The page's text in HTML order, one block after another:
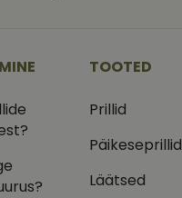
TOOTED
Prillid
Päikeseprillid
Läätsed
IDE